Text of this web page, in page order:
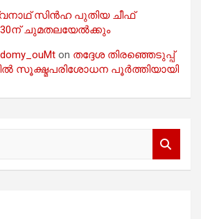
സിൻഹ പുതിയ ചീഫ്
ചുമതലയേൽക്കും
on തദ്ദേശ തിരഞ്ഞെടുപ്പ്
സൂക്ഷ്മപരിശോധന പൂർത്തിയായി